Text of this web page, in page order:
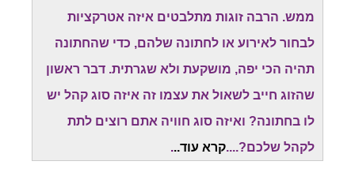
ממש. הרבה זוגות מתלבטים איזה אטרקציות
לבחור לאירוע או לחתונה שלהם, כדי שהחתונה
תהיה הכי יפה, מושקעת ולא שגרתית. דבר ראשון
שהזוג חייב לשאול את עצמו זה איזה סוג קהל יש
לו בחתונה? ואיזה סוג חוויה אתם רוצים לתת
לקהל שלכם?....קרא עוד...